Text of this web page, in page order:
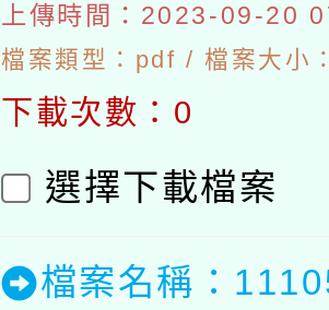
上傳時間：2023-09-20
檔案類型：pdf / 檔案大小
下載次數：0
選擇下載檔案
檔案名稱：